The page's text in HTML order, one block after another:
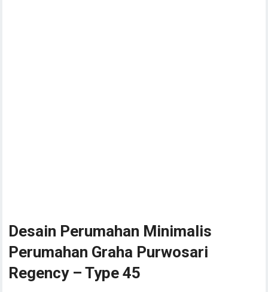
Desain Perumahan Minimalis
Perumahan Graha Purwosari
Regency – Type 45